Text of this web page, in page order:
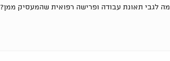
מה לגבי תאונת עבודה ופרישה רפואית שהמעסיק ממן?